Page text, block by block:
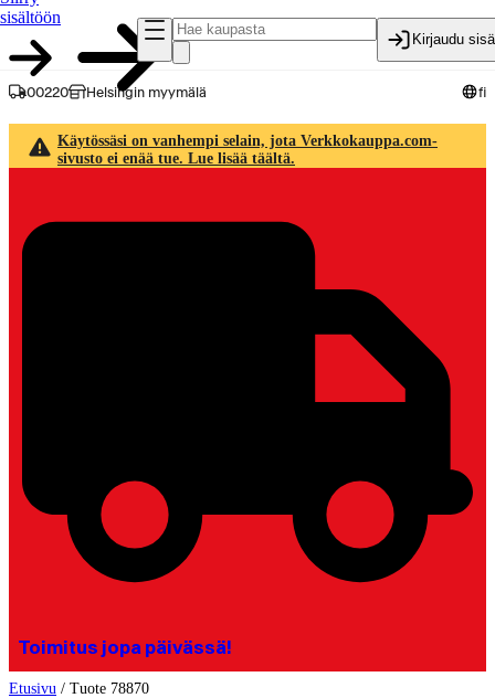
sisältöön
Kirjaudu
00220 Helsingin myymälä fi
Käytössäsi on vanhempi selain, jota Verkkokauppa.com-
sivusto ei enää tue. Lue lisää täältä.
Toimitus jopa päivässä!
Etusivu / Tuote 78870